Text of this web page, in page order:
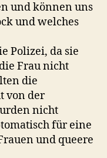
und können uns
und welches
Polizei, da sie
Frau nicht
die
von der
nicht
für eine
und queere